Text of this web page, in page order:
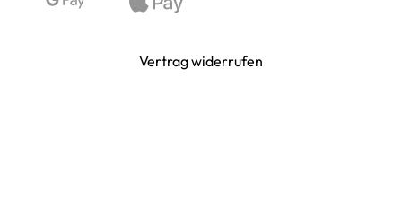
Vertrag widerrufen